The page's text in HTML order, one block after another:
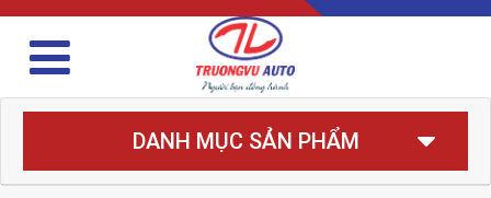
DANH MỤC SẢN PHẨM